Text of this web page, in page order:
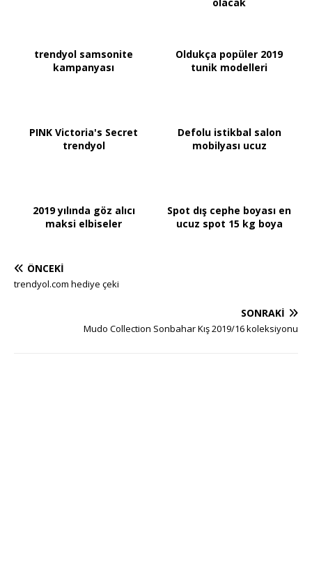
trendyol samsonite
kampanyası
Oldukça popüler 2019
tunik modelleri
PINK Victoria's Secret
trendyol
Defolu istikbal salon
mobilyası ucuz
2019 yılında göz alıcı
maksi elbiseler
Spot dış cephe boyası en
ucuz spot 15 kg boya
ÖNCEKI
trendyol.com hediye çeki
SONRAKI
Mudo Collection Sonbahar Kış 2019/16 koleksiyonu